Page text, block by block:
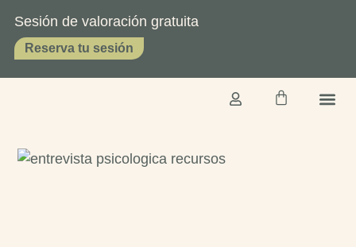
Sesión de valoración gratuita
Reserva tu sesión